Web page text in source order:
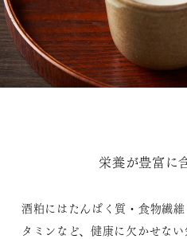
栄養が豊富に
酒粕にはたんぱく質・食物繊
タミンなど、健康に欠かせない